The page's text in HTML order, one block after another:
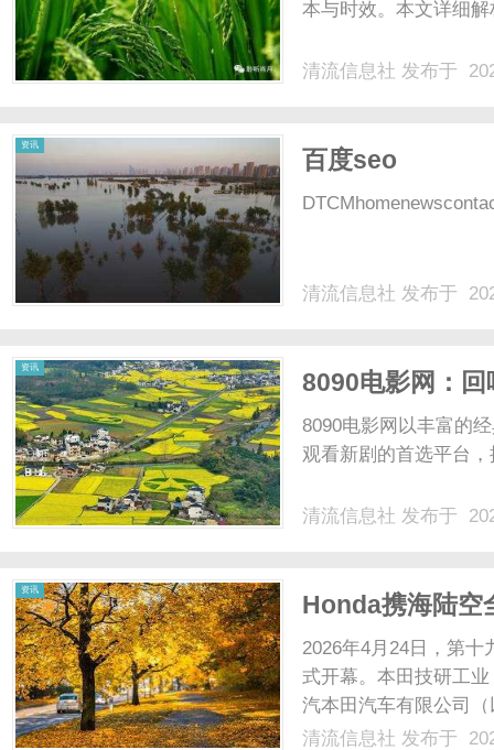
本与时效。本文详细
清流信息社 发布于
资讯
百度seo
清流信息社 发布于
资讯
8090电影网：
8090电影网以丰富的
观看新剧的首选平台
清流信息社 发布于
资讯
Honda携海陆空
2026年4月24日，第
式开幕。本田技研工
汽本田汽车有限公司
（以下简称：东风
清流信息社 发布于